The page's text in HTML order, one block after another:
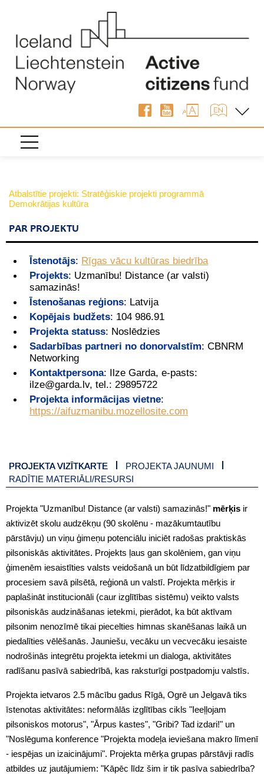
Atbalstītie projekti: Stratēģiskie projekti programmā
Demokrātijas kultūra
PAR PROJEKTU
Īstenotājs: Rīgas vācu kultūras biedrība
Projekts: Uzmanību! Distance (ar valsti)
samazinās!
Īstenošanas reģions: Latvija
Kopējais budžets: 104 986.91
Projekta statuss: Noslēdzies
Sadarbības partneri no donorvalstīm: CBNRM
Networking
Kontaktpersona: Ilze Garda, e-pasts:
ilze@garda.lv, tel.: 29895722
Projekta informācijas vietne:
https://aifuzmanibu.mozellosite.com
PROJEKTA VIZĪTKARTE
PROJEKTA JAUNUMI
RADĪTIE MATERIĀLI/RESURSI
Projekta "Uzmanību! Distance (ar valsti) samazinās!" mērķis ir
aktivizēt skolu audzēkņu (90 skolēnu - mazākumtautību
pārstāvju) un viņu ģimeņu potenciālu iniciēt radošas praktiskās
pilsoniskās aktivitātes. Projekts ļaus gan skolēniem, gan viņu
ģimenēm iesaistīties valsts veidošanā un būt līdzatbildīgiem par
procesiem savā pilsētā, reģionā un valstī. Projekta mērķis ir
paplašināt institucionāli (caur izglītības sistēmu) veikto valsts
pilsoniskās audzināšanas ietekmi, pierādot, ka būt aktīvam
pilsonim nenozīmē tikai piecelties himnas skanēšanas laikā un
piedalīties vēlēšanās. Jauniešu, vecāku un vecvecāku iesaiste
nodrošinās integrētu projekta ietekmi un dialoga, aktivitātes
radīšanu pasīvā sabiedrībā, kas raksturīgi postpadomju valstīs.
Projekta ietvaros 2.5 mācību gadus Rīgā, Ogrē un Jelgavā tiks
īstenotas aktivitātes: neformālās izglītības cikls "Ieeļļojam
pilsoniskos motorus", "Ārpus kastes", "Gribi? Tad izdari!" un
"Noslēguma konference "Projekta modeļa ieviešana makro līmenī
- iespējas un izaicinājumi". Projekta mērķa grupas pārstāvji radīs
atbildes uz jautājumiem: "Kāpēc līdz šim ir tik pasīva sabiedrība?